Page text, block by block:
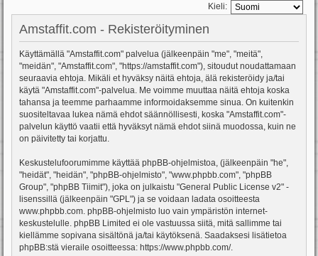
Kieli:
Amstaffit.com - Rekisteröityminen
Käyttämällä "Amstaffit.com" palvelua (jälkeenpäin "me", "meitä",
"meidän", "Amstaffit.com", "https://amstaffit.com"), sitoudut noudattamaan
seuraavia ehtoja. Mikäli et hyväksy näitä ehtoja, älä rekisteröidy ja/tai
käytä "Amstaffit.com"-palvelua. Me voimme muuttaa näitä ehtoja koska
tahansa ja teemme parhaamme informoidaksemme sinua. On kuitenkin
suositeltavaa lukea nämä ehdot säännöllisesti, koska "Amstaffit.com"-
palvelun käyttö vaatii että hyväksyt nämä ehdot siinä muodossa, kuin ne
on päivitetty tai korjattu.
Keskustelufoorumimme käyttää phpBB-ohjelmistoa, (jälkeenpäin "he",
"heidät", "heidän", "phpBB-ohjelmisto", "www.phpbb.com", "phpBB
Group", "phpBB Tiimit"), joka on julkaistu "General Public License v2" -
lisenssillä (jälkeenpäin "GPL") ja se voidaan ladata osoitteesta
www.phpbb.com. phpBB-ohjelmisto luo vain ympäristön internet-
keskustelulle. phpBB Limited ei ole vastuussa siitä, mitä sallimme tai
kiellämme sopivana sisältönä ja/tai käytöksenä. Saadaksesi lisätietoa
phpBB:stä vieraile osoitteessa: https://www.phpbb.com/.